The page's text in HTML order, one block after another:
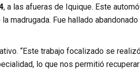
, a las afueras de Iquique. Este
madrugada. Fue hallado
“Este trabajo focalizado se
lo que nos permitió recuperar